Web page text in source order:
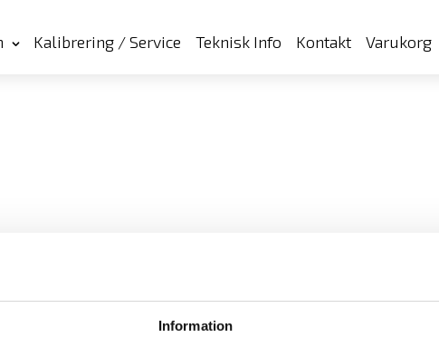
Information
Kalibrering / Service Teknisk Info Kontakt Varukorg